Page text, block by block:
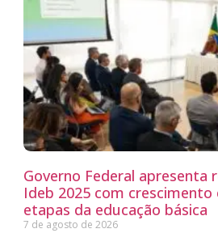
Governo Federal apresenta
Ideb 2025 com
etapas da educação básica
7 de agosto de 2026